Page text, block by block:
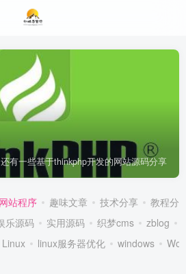
有一些基于thinkphp开发的网站源码分享
网站程序 趣味文章 技术分享
教程分
乐源码 实用源码 织梦cms zblog
Linux linux服务器优化 windows